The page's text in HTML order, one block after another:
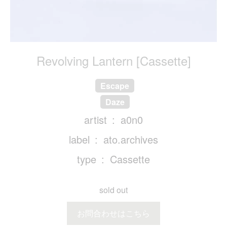
Revolving Lantern [Cassette]
Escape
Daze
artist
a0n0
label
ato.archives
type
Cassette
sold out
お問合わせはこちら